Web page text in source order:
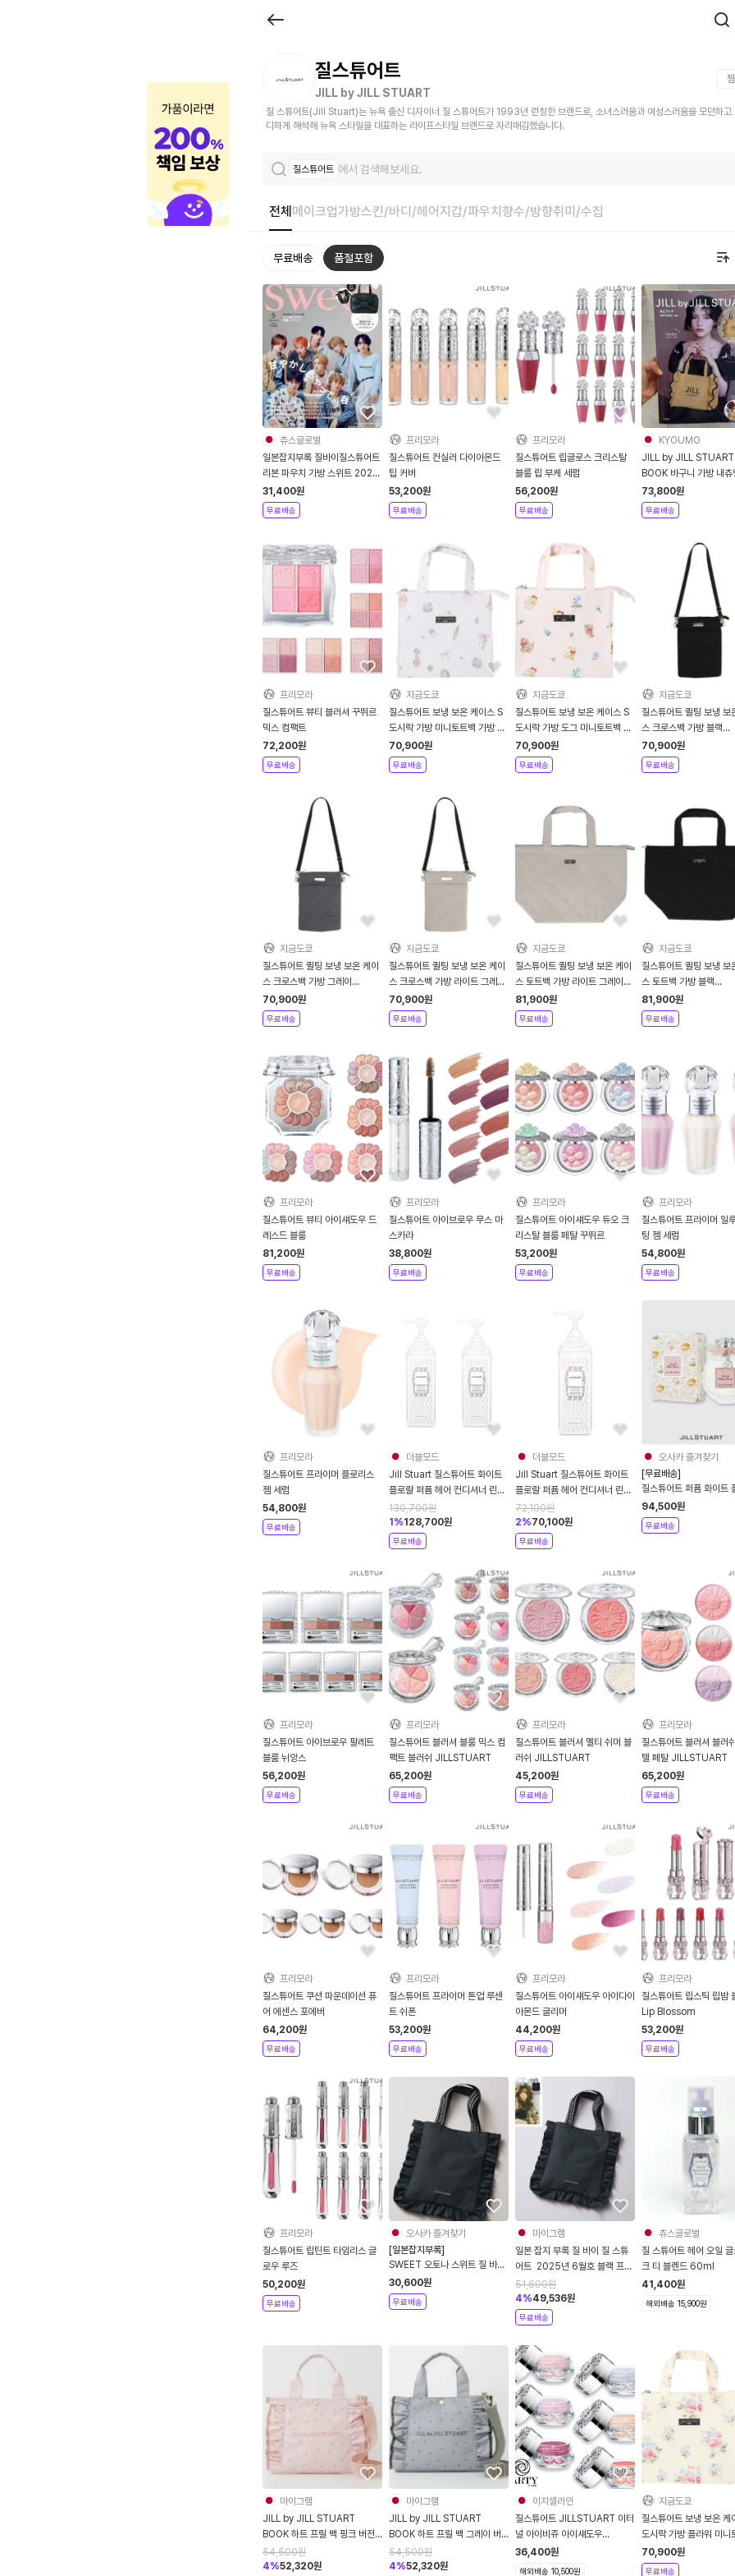
질스튜어트
JILL by JILL STUART
찜
질 스튜어트(Jill Stuart)는 뉴욕 출신 디자이너 질 스튜어트가 1993년 런칭한 브랜드로, 소녀스러움과 여성스러움을 모던하고
디하게 해석해 뉴욕 스타일을 대표하는 라이프스타일 브랜드로 자리매김했습니다.
질스튜어트 에서 검색해보세요.
전체 메이크업가방스킨/바디/헤어 지갑/파우치 향수/방향취미/수집
무료배송 품절포함
츄스글로벌
일본잡지부록 질바이질스튜어트
리본 파우치 가방 스위트 2026
년 5월호
31,400원
무료배송
프리모라
질스튜어트 컨실러 다이아몬드
팁 커버
53,200원
무료배송
프리모라
질스튜어트 립글로스 크리스탈
블룸 립 부케 세럼
56,200원
무료배송
KYOUMO
JILL by JILL STUART
BOOK 바구니 가방 내츄
C0476
73,800원
무료배송
프리모라
질스튜어트 뷰티 블러셔 꾸뛰르
믹스 컴팩트
72,200원
무료배송
지금도쿄
질스튜어트 보냉 보온 케이스 S
도시락 가방 미니토트백 가방 라
일락 09303801A
70,900원
무료배송
지금도쿄
질스튜어트 보냉 보온 케이스 S
도시락 가방 도그 미니토트백 가
방 핑크 09303801C
70,900원
무료배송
지금도쿄
질스튜어트 퀼팅 보냉 보
스 크로스백 가방 블랙
09303803A
70,900원
무료배송
지금도쿄
질스튜어트 퀼팅 보냉 보온 케이
스 크로스백 가방 그레이
09303803B
70,900원
무료배송
지금도쿄
질스튜어트 퀼팅 보냉 보온 케이
스 크로스백 가방 라이트 그레이
09303803C
70,900원
무료배송
지금도쿄
질스튜어트 퀼팅 보냉 보온 케이
스 토트백 가방 라이트 그레이
09304502C
81,900원
무료배송
지금도쿄
질스튜어트 퀼팅 보냉 보
스 토트백 가방 블랙
09304502A
81,900원
무료배송
프리모라
질스튜어트 뷰티 아이섀도우 드
레스드 블룸
81,200원
무료배송
프리모라
질스튜어트 아이브로우 무스 마
스카라
38,800원
무료배송
프리모라
질스튜어트 아이섀도우 듀오 크
리스탈 블룸 페탈 꾸뛰르
53,200원
무료배송
프리모라
질스튜어트 프라이머 일
팅 젬 세럼
54,800원
무료배송
프리모라
질스튜어트 프라이머 플로리스
젬 세럼
54,800원
무료배송
더블모드
Jill Stuart 질스튜어트 화이트
플로랄 퍼퓸 헤어 컨디셔너 린스
500ml 2개
130,700원
1%128,700원
무료배송
더블모드
Jill Stuart 질스튜어트 화이트
플로랄 퍼퓸 헤어 컨디셔너 린스
500ml
72,100원
2%70,100원
무료배송
오사카 즐겨찾기
[무료배송]
질스튜어트 퍼퓸 화이트
50ml
94,500원
무료배송
프리모라
질스튜어트 아이브로우 팔레트
블룸 뉘앙스
56,200원
무료배송
프리모라
질스튜어트 블러셔 블룸 믹스 컴
팩트 블러쉬 JILLSTUART
65,200원
무료배송
프리모라
질스튜어트 블러셔 멜티 쉬머 블
러쉬 JILLSTUART
45,200원
무료배송
프리모라
질스튜어트 블러셔 블러
텔 페탈 JILLSTUART
65,200원
무료배송
프리모라
질스튜어트 쿠션 파운데이션 퓨
어 에센스 포에버
64,200원
무료배송
프리모라
질스튜어트 프라이머 톤업 루센
트 쉬폰
53,200원
무료배송
프리모라
질스튜어트 아이섀도우 아이다이
아몬드 글리머
44,200원
무료배송
프리모라
질스튜어트 립스틱 립밤
Lip Blossom
53,200원
무료배송
프리모라
질스튜어트 립틴트 타임리스 글
로우 루즈
50,200원
무료배송
오사카 즐겨찾기
[일본잡지부록]
SWEET 오토나 스위트 질 바이
질스튜어트 가방 2025년 6월
증간호
30,600원
무료배송
마이그램
일본 잡지 부록 질 바이 질 스튜
어트 2025년 6월호 블랙 프릴
토트 백
51,600원
4%49,536원
무료배송
츄스글로벌
질 스튜어트 헤어 오일
크 티 블렌드 60ml
41,400원
해외배송 15,900원
마이그램
JILL by JILL STUART
BOOK 하트 프릴 백 핑크 버전
잡지부록
54,500원
4%52,320원
마이그램
JILL by JILL STUART
BOOK 하트 프릴 백 그레이 버
전 잡지부록
54,500원
4%52,320원
이지셀러인
질스튜어트 JILLSTUART 이터
널 아이비쥬 아이섀도우
Eternal Eye Bijou
36,400원
해외배송 10,500원
지금도쿄
질스튜어트 보냉 보온 케
도시락 가방 플라워 미니
가방 크림 09303801B
70,900원
무료배송